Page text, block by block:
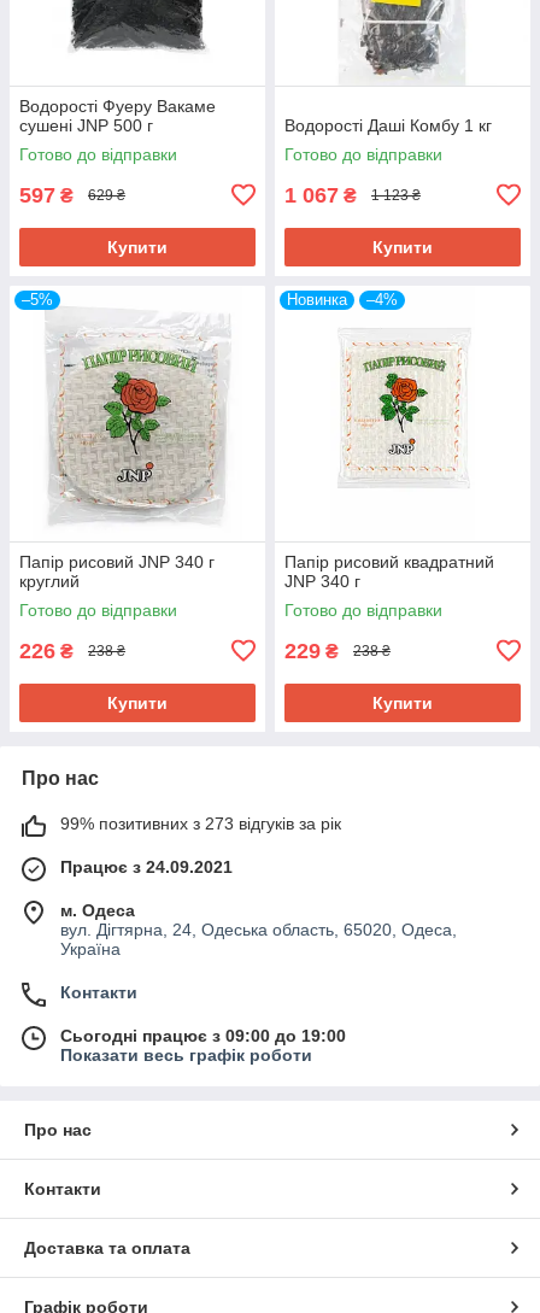
Водорості Фуеру Вакаме
сушені JNP 500 г
Готово до відправки
597 ₴ 629 ₴
Купити
Водорості Даші Комбу 1 кг
Готово до відправки
1 067 ₴ 1 123 ₴
Купити
–5%
Папір рисовий JNP 340 г
круглий
Готово до відправки
226 ₴ 238 ₴
Купити
Новинка –4%
Папір рисовий квадратний
JNP 340 г
Готово до відправки
229 ₴ 238 ₴
Купити
Про нас
99% позитивних з 273 відгуків за рік
Працює з 24.09.2021
м. Одеса
вул. Дігтярна, 24, Одеська область, 65020, Одеса,
Україна
Контакти
Сьогодні працює з 09:00 до 19:00
Показати весь графік роботи
Про нас
Контакти
Доставка та оплата
Графік роботи